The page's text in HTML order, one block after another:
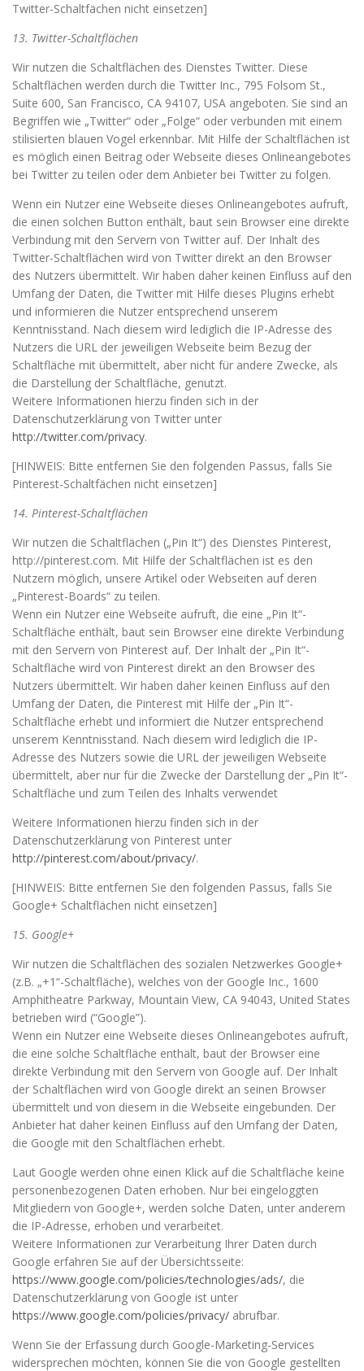
Twitter-Schaltfächen nicht einsetzen]
13. Twitter-Schaltflächen
Wir nutzen die Schaltflächen des Dienstes Twitter. Diese
Schaltflächen werden durch die Twitter Inc., 795 Folsom St.,
Suite 600, San Francisco, CA 94107, USA angeboten. Sie sind an
Begriffen wie „Twitter“ oder „Folge“ oder verbunden mit einem
stilisierten blauen Vogel erkennbar. Mit Hilfe der Schaltflächen ist
es möglich einen Beitrag oder Webseite dieses Onlineangebotes
bei Twitter zu teilen oder dem Anbieter bei Twitter zu folgen.
Wenn ein Nutzer eine Webseite dieses Onlineangebotes aufruft,
die einen solchen Button enthält, baut sein Browser eine direkte
Verbindung mit den Servern von Twitter auf. Der Inhalt des
Twitter-Schaltflächen wird von Twitter direkt an den Browser
des Nutzers übermittelt. Wir haben daher keinen Einfluss auf den
Umfang der Daten, die Twitter mit Hilfe dieses Plugins erhebt
und informieren die Nutzer entsprechend unserem
Kenntnisstand. Nach diesem wird lediglich die IP-Adresse des
Nutzers die URL der jeweiligen Webseite beim Bezug der
Schaltfläche mit übermittelt, aber nicht für andere Zwecke, als
die Darstellung der Schaltfläche, genutzt.
Weitere Informationen hierzu finden sich in der
Datenschutzerklärung von Twitter unter
http://twitter.com/privacy.
[HINWEIS: Bitte entfernen Sie den folgenden Passus, falls Sie
Pinterest-Schaltfächen nicht einsetzen]
14. Pinterest-Schaltflächen
Wir nutzen die Schaltflächen („Pin It“) des Dienstes Pinterest,
http://pinterest.com. Mit Hilfe der Schaltflächen ist es den
Nutzern möglich, unsere Artikel oder Webseiten auf deren
„Pinterest-Boards“ zu teilen.
Wenn ein Nutzer eine Webseite aufruft, die eine „Pin It“-
Schaltfläche enthält, baut sein Browser eine direkte Verbindung
mit den Servern von Pinterest auf. Der Inhalt der „Pin It“-
Schaltfläche wird von Pinterest direkt an den Browser des
Nutzers übermittelt. Wir haben daher keinen Einfluss auf den
Umfang der Daten, die Pinterest mit Hilfe der „Pin It“-
Schaltfläche erhebt und informiert die Nutzer entsprechend
unserem Kenntnisstand. Nach diesem wird lediglich die IP-
Adresse des Nutzers sowie die URL der jeweiligen Webseite
übermittelt, aber nur für die Zwecke der Darstellung der „Pin It“-
Schaltfläche und zum Teilen des Inhalts verwendet
Weitere Informationen hierzu finden sich in der
Datenschutzerklärung von Pinterest unter
http://pinterest.com/about/privacy/.
[HINWEIS: Bitte entfernen Sie den folgenden Passus, falls Sie
Google+ Schaltflächen nicht einsetzen]
15. Google+
Wir nutzen die Schaltflächen des sozialen Netzwerkes Google+
(z.B. „+1“-Schaltfläche), welches von der Google Inc., 1600
Amphitheatre Parkway, Mountain View, CA 94043, United States
betrieben wird (“Google”).
Wenn ein Nutzer eine Webseite dieses Onlineangebotes aufruft,
die eine solche Schaltfläche enthält, baut der Browser eine
direkte Verbindung mit den Servern von Google auf. Der Inhalt
der Schaltflächen wird von Google direkt an seinen Browser
übermittelt und von diesem in die Webseite eingebunden. Der
Anbieter hat daher keinen Einfluss auf den Umfang der Daten,
die Google mit den Schaltflächen erhebt.
Laut Google werden ohne einen Klick auf die Schaltfläche keine
personenbezogenen Daten erhoben. Nur bei eingeloggten
Mitgliedern von Google+, werden solche Daten, unter anderem
die IP-Adresse, erhoben und verarbeitet.
Weitere Informationen zur Verarbeitung Ihrer Daten durch
Google erfahren Sie auf der Übersichtsseite:
https://www.google.com/policies/technologies/ads/, die
Datenschutzerklärung von Google ist unter
https://www.google.com/policies/privacy/ abrufbar.
Wenn Sie der Erfassung durch Google-Marketing-Services
widersprechen möchten, können Sie die von Google gestellten